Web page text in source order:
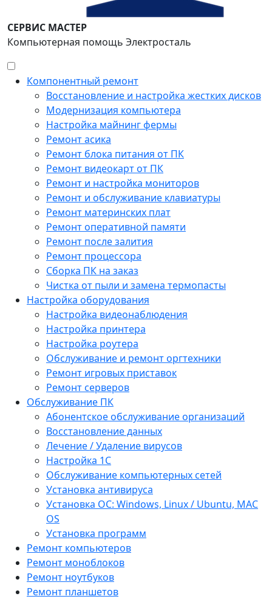
СЕРВИС МАСТЕР
Компьютерная помощь Электросталь
Компонентный ремонт
Восстановление и настройка жестких дисков
Модернизация компьютера
Настройка майнинг фермы
Ремонт асика
Ремонт блока питания от ПК
Ремонт видеокарт от ПК
Ремонт и настройка мониторов
Ремонт и обслуживание клавиатуры
Ремонт материнских плат
Ремонт оперативной памяти
Ремонт после залития
Ремонт процессора
Сборка ПК на заказ
Чистка от пыли и замена термопасты
Настройка оборудования
Настройка видеонаблюдения
Настройка принтера
Настройка роутера
Обслуживание и ремонт оргтехники
Ремонт игровых приставок
Ремонт серверов
Обслуживание ПК
Абонентское обслуживание организаций
Восстановление данных
Лечение / Удаление вирусов
Настройка 1С
Обслуживание компьютерных сетей
Установка антивируса
Установка ОС: Windows, Linux / Ubuntu, МАС
OS
Установка программ
Ремонт компьютеров
Ремонт моноблоков
Ремонт ноутбуков
Ремонт планшетов